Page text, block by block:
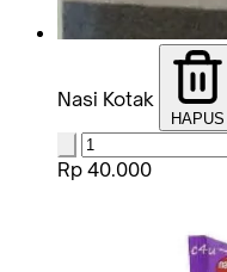
Nasi Kotak
HAPUS
Rp 40.000